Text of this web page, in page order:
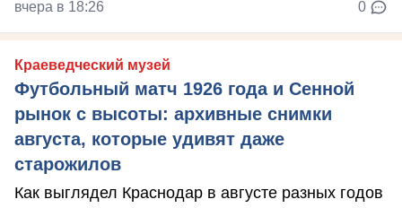
вчера в 18:26 0
Краеведческий музей
Футбольный матч 1926 года и Сенной
рынок с высоты: архивные снимки
августа, которые удивят даже
старожилов
Как выглядел Краснодар в августе разных годов